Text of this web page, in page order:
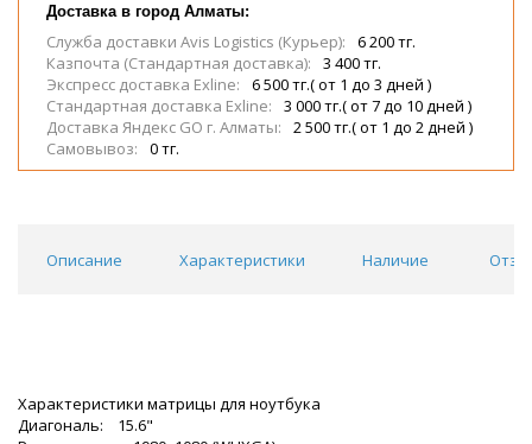
Доставка в город Алматы:
Служба доставки Avis Logistics (Курьер):
6 200 тг.
Казпочта (Стандартная доставка):
3 400 тг.
Экспресс доставка Exline:
6 500 тг.( от 1 до 3 дней )
Стандартная доставка Exline:
3 000 тг.( от 7 до 10 дней )
Доставка Яндекс GO г. Алматы:
2 500 тг.( от 1 до 2 дней )
Самовывоз:
0 тг.
Описание Характеристики Наличие
Характеристики матрицы для ноутбука
Диагональ: 15.6"